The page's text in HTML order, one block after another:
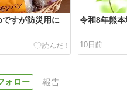
ですが防災用に 令和8年熊本
10日前
報告